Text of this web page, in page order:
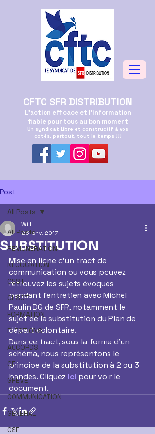
CFTC SFR DISTRIBUTION
L'action efficace et l'information
fiable pour tous au bon moment
Un syndicat Libre et constructif à vos
cotés, partout, tout le temps !!!
Post
All Posts
REMUNERATION
NEGOCIATION
CSST
CHSCT
FORMATION
ELECTIONS
ACCORDS
CE
GREVE
COMMUNICATION
GENERAL
CSE
All Posts
SUBSTITUTION
Will
25 janv. 2017
Mise en ligne d'un tract de
communication ou vous pouvez
retrouvez les sujets évoqués
pendant l'entretien avec Michel
Paulin DG de SFR, notamment le
sujet de la substitution du Plan de
départ volontaire.
Dans ce tract, sous la forme d'un
schéma, nous représentons le
principe de la substitution à 2 ou 3
bandes. Cliquez ici pour voir le
document.